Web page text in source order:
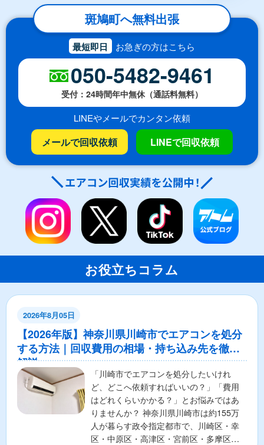
斑鳩町へ無料出張
最短即日 お急ぎの方はこちら
050-5482-9461
受付：24時間年中無休（通話料無料）
LINEやメールでカンタン依頼
メールで回収依頼 LINEで回収依頼
お役立ちコラム
2026年8月05日
【2026年版】神奈川県川崎市でエアコンを処分
する方法｜回収費用の相場・持ち込み先を徹底
解説
「川崎市でエアコンを処分したいけれ
ど、どこへ依頼すればいいの？」「費用
はどれくらいかかる？」とお悩みではあ
りませんか？ 神奈川県川崎市は約155万
人が暮らす政令指定都市で、川崎区・幸
区・中原区・高津区・宮前区・多摩区・